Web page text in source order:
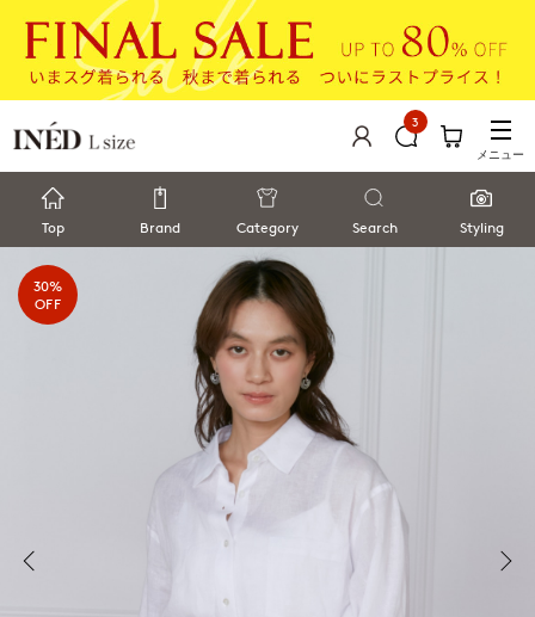
3
メニュー
Top Brand Category Search Styling
30%
OFF